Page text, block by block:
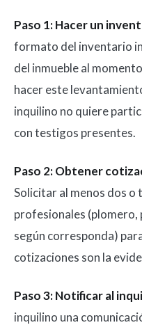
Paso 1: Hacer un
formato del inventario
del inmueble al
hacer este
inquilino no quiere
con testigos presentes.
Paso 2: Obtener
Solicitar al menos dos o
profesionales
según corresponda)
cotizaciones son la
Paso 3: Notificar al
inquilino una